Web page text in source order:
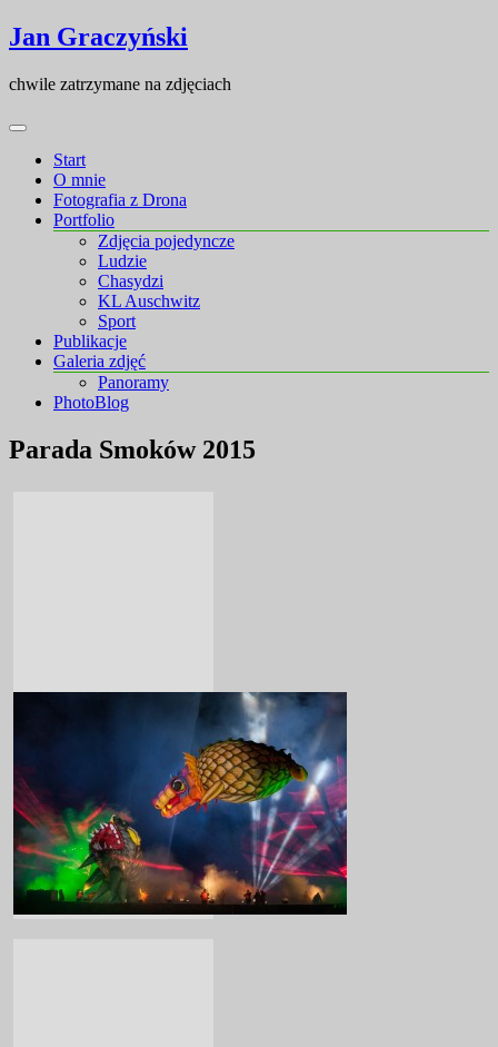
Skip
to
Skip
to
Jan Graczyński
chwile zatrzymane na zdjęciach
Start
O mnie
Fotografia z Drona
Portfolio
Zdjęcia pojedyncze
Ludzie
Chasydzi
KL Auschwitz
Sport
Publikacje
Galeria zdjęć
Panoramy
PhotoBlog
Parada Smoków 2015